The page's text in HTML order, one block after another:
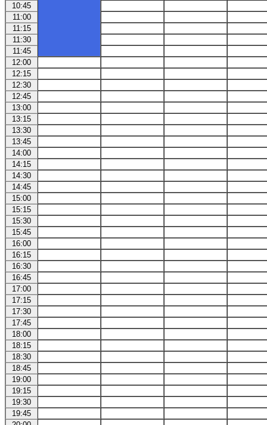
10:45
11:00
11:15
11:30
11:45
12:00
12:15
12:30
12:45
13:00
13:15
13:30
13:45
14:00
14:15
14:30
14:45
15:00
15:15
15:30
15:45
16:00
16:15
16:30
16:45
17:00
17:15
17:30
17:45
18:00
18:15
18:30
18:45
19:00
19:15
19:30
19:45